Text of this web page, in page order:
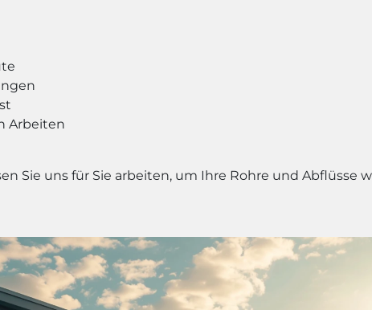
Arbeiten
Sie uns für Sie arbeiten, um Ihre Rohre und Abflüsse